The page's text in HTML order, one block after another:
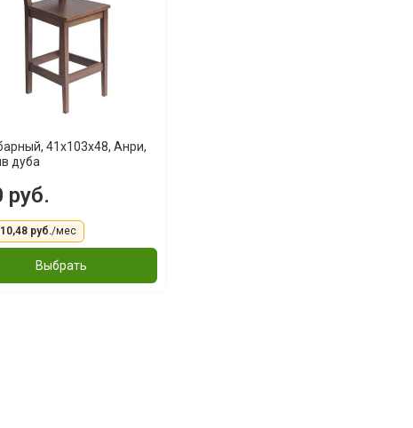
41х103х48, Анри,
дуба
руб.
10,48 руб./мес
Выбрать